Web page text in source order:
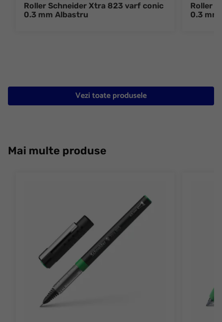
Roller Schneider Xtra 823 varf conic
0.3 mm Albastru
Roller
0.3 mm
Vezi toate produsele
Mai multe produse